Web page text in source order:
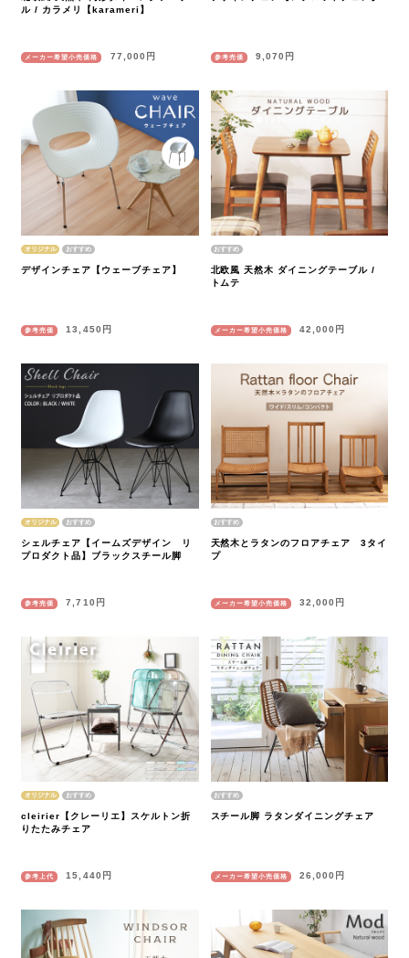
ル / カラメリ【karameri】
メーカー希望小売価格 77,000円 参考売価 9,070円
オリジナル
デザインチェア【ウェーブチェア】
参考売価 13,450円
北欧風 天然木 ダイニングテーブル /
トムテ
メーカー希望小売価格 42,000円
オリジナル
シェルチェア【イームズデザイン リ
プロダクト品】ブラックスチール脚
参考売価 7,710円
天然木とラタンのフロアチェア 3タイ
プ
メーカー希望小売価格 32,000円
オリジナル
cleirier【クレーリエ】スケルトン折
りたたみチェア
参考上代 15,440円
スチール脚 ラタンダイニングチェア
メーカー希望小売価格 26,000円